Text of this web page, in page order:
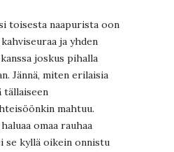
toisesta naapurista oon
ja yhden
joskus pihalla
Jännä, miten erilaisia
tällaiseen
mahtuu.
omaa rauhaa
se kyllä oikein onnistu